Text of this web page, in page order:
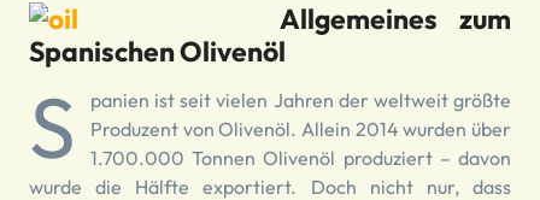
Allgemeines zum
Spanischen Olivenöl
S
panien ist seit vielen Jahren der weltweit größte
Produzent von Olivenöl. Allein 2014 wurden über
1.700.000 Tonnen Olivenöl produziert – davon
wurde die Hälfte exportiert. Doch nicht nur, dass